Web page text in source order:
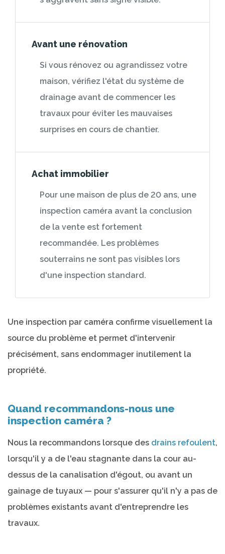
Avant une rénovation
Si vous rénovez ou agrandissez votre
maison, vérifiez l'état du système de
drainage avant de commencer les
travaux pour éviter les mauvaises
surprises en cours de chantier.
Achat immobilier
Pour une maison de plus de 20 ans, une
inspection caméra avant la conclusion
de la vente est fortement
recommandée. Les problèmes
souterrains ne sont pas visibles lors
d'une inspection standard.
Une inspection par caméra confirme visuellement la
source du problème et permet d'intervenir
précisément, sans endommager inutilement la
propriété.
Quand recommandons-nous une
inspection caméra ?
Nous la recommandons lorsque des drains refoulent,
lorsqu'il y a de l'eau stagnante dans la cour au-
dessus de la canalisation d'égout, ou avant un
gainage de tuyaux — pour s'assurer qu'il n'y a pas de
problèmes existants avant d'entreprendre les
travaux.